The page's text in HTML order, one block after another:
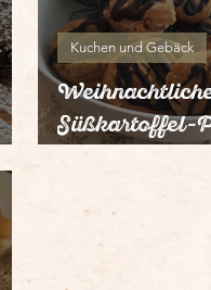
Süßkartoffel-
Kuchen und Gebäck